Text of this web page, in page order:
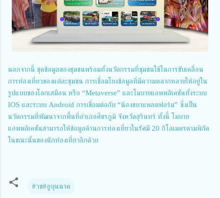
นอกจากนี้ ชุดข้อมูลของชุมชนพร้อมทั้งนวัตกรรมที่ชุมชนใช้ในการขับเคลื่อน
การท่องเที่ยวของแต่ละชุมชน การเชื่อมโยงข้อมูลที่มีความหลากหลายให้อยู่ใน
รูปแบบของโลกเสมือน หรือ “Metaverse” และโมบายแอพพลิเคชันทั้งระบบ
IOS และระบบ Android การเชื่อมต่อกับ “น้องชบาแพลตฟอร์ม” ซึ่งเป็น
นวัตกรรมที่พัฒนาจากพื้นที่อําเภอศีขรภูมิ จังหวัดสุรินทร์ ทั้งนี้ โมบาย
แอพพลิเคชันสามารถให้ข้อมูลด้านการท่องเที่ยวในรัศมี 20 กิโลเมตรตามพิกัด
ในขณะนั้นของนักท่องเที่ยวอีกด้วย
#​วช#อูบุนนาค